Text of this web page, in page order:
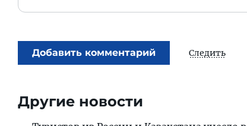
Добавить комментарий Следить
Другие новости